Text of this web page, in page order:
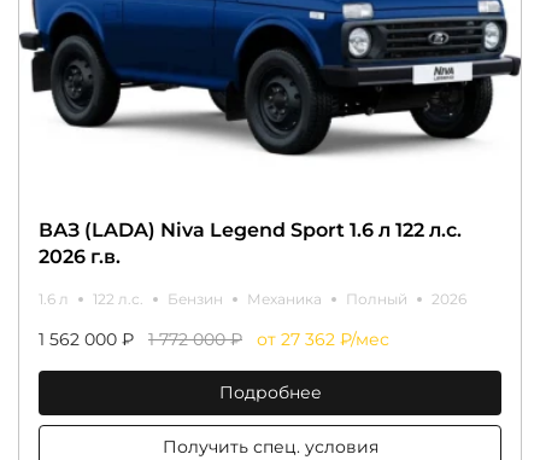
ВАЗ (LADA) Niva Legend Sport 1.6 л 122 л.с.
2026 г.в.
1.6 л 122 л.с. Бензин Механика Полный 2026
1 562 000 ₽ 1 772 000 ₽ от 27 362 ₽/мес
Подробнее
Получить спец. условия